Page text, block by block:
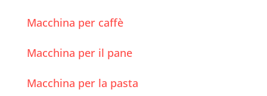
Macchina per caffè
Macchina per il pane
Macchina per la pasta